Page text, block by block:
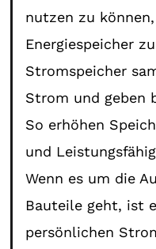
nutzen zu
Energiespeicher
Stromspeicher
Strom und geben
So erhöhen
und
Wenn es um die
Bauteile geht, ist
persönlichen